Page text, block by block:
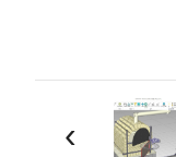
‹